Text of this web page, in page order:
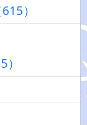
）